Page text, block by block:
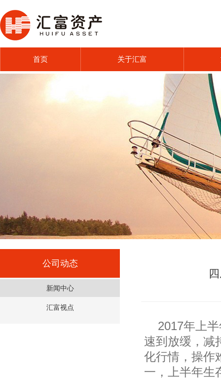
首页 关于汇富
公司动态
新闻中心
汇富视点
2017年上
速到放缓，减
化行情，操作
一，上半年生